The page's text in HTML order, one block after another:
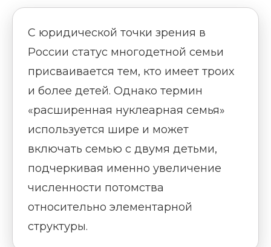
С юридической точки зрения в
России статус многодетной семьи
присваивается тем, кто имеет троих
и более детей. Однако термин
«расширенная нуклеарная семья»
используется шире и может
включать семью с двумя детьми,
подчеркивая именно увеличение
численности потомства
относительно элементарной
структуры.